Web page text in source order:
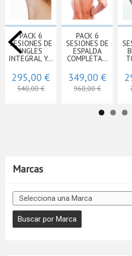
Marcas
PACK 6
SESIONES DE
INGLES
INTEGRAL Y...
295,00 €
540,00 €
PACK 6
SESIONES DE
ESPALDA
COMPLETA...
349,00 €
960,00 €